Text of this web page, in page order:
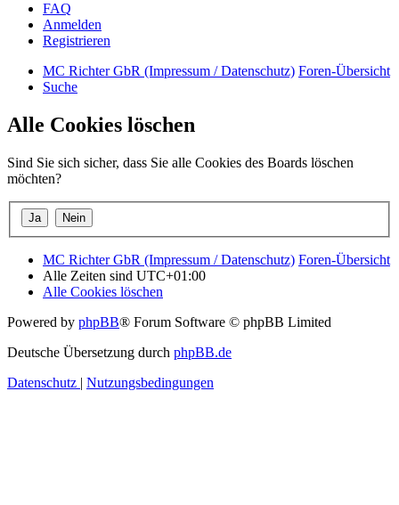
FAQ
Anmelden
Registrieren
MC Richter GbR (Impressum / Datenschutz) Foren-Übersicht
Suche
Alle Cookies löschen
Sind Sie sich sicher, dass Sie alle Cookies des Boards löschen
möchten?
MC Richter GbR (Impressum / Datenschutz) Foren-Übersicht
Alle Zeiten sind UTC+01:00
Alle Cookies löschen
Powered by phpBB® Forum Software © phpBB Limited
Deutsche Übersetzung durch phpBB.de
Datenschutz | Nutzungsbedingungen